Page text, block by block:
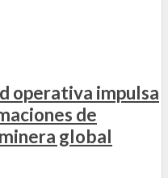
operativa impulsa
de
global